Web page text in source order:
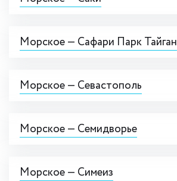
Морское — Сафари Парк Тайган
Морское — Севастополь
Морское — Семидворье
Морское — Симеиз